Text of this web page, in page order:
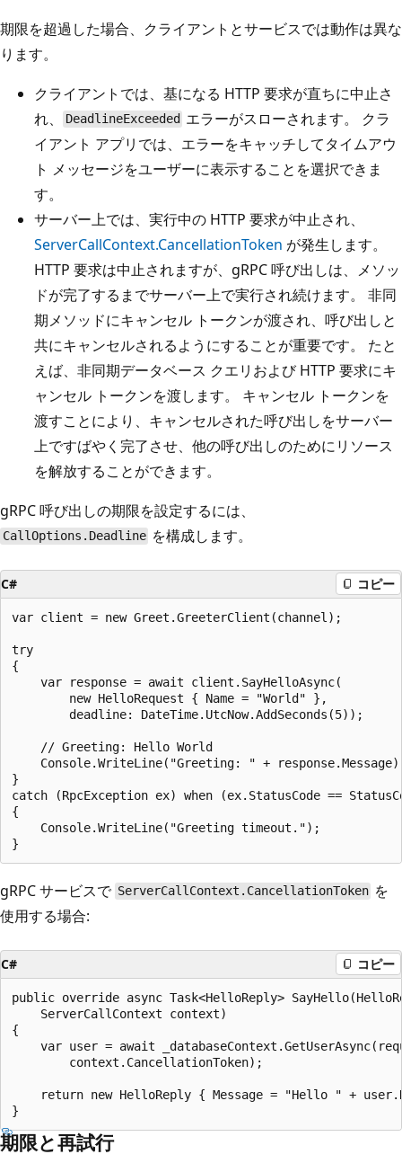
期限を超過した場合、クライアントとサービスでは動作は異な
ります。
クライアントでは、基になる HTTP 要求が直ちに中止さ
れ、
DeadlineExceeded エラーがスローされます。 クラ
イアント アプリでは、エラーをキャッチしてタイムアウ
ト メッセージをユーザーに表示することを選択できま
す。
サーバー上では、実行中の HTTP 要求が中止され、
ServerCallContext.CancellationToken が発生します。
HTTP 要求は中止されますが、gRPC 呼び出しは、メソッ
ドが完了するまでサーバー上で実行され続けます。 非同
期メソッドにキャンセル トークンが渡され、呼び出しと
共にキャンセルされるようにすることが重要です。 たと
えば、非同期データベース クエリおよび HTTP 要求にキ
ャンセル トークンを渡します。 キャンセル トークンを
渡すことにより、キャンセルされた呼び出しをサーバー
上ですばやく完了させ、他の呼び出しのためにリソース
を解放することができます。
gRPC 呼び出しの期限を設定するには、
CallOptions.Deadline を構成します。
C# コピー
var client = new Greet.GreeterClient(channel);
try
{
    var response = await client.SayHelloAsync(
        new HelloRequest { Name = "World" },
        deadline: DateTime.UtcNow.AddSeconds(5));
    // Greeting: Hello World
Console.WriteLine("Greeting: " +
}
catch (RpcException ex) when (ex.StatusCode ==
{
    Console.WriteLine("Greeting timeout.");
gRPC サービスで ServerCallContext.CancellationToken を
使用する場合:
C# コピー
public override async Task<HelloReply>
    ServerCallContext context)
{
var user = await
        context.CancellationToken);
return new HelloReply { Message = "Hello " +
期限と再試行